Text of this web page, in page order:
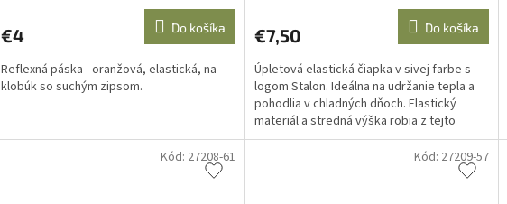
€4 Do košíka
Reflexná páska - oranžová, elastická, na
klobúk so suchým zipsom.
€7,50 Do košíka
Úpletová elastická čiapka v sivej farbe s
logom Stalon. Ideálna na udržanie tepla a
pohodlia v chladných dňoch. Elastický
materiál a stredná výška robia z tejto
čiapky perfektný...
Kód: 27208-61 Kód: 27209-57